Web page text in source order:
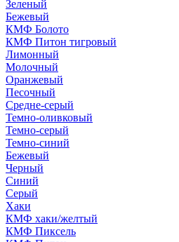
Зеленый
Бежевый
КМФ Болото
КМФ Питон тигровый
Лимонный
Молочный
Оранжевый
Песочный
Средне-серый
Темно-оливковый
Темно-серый
Темно-синий
Бежевый
Черный
Синий
Серый
Хаки
КМФ хаки/желтый
КМФ Пиксель